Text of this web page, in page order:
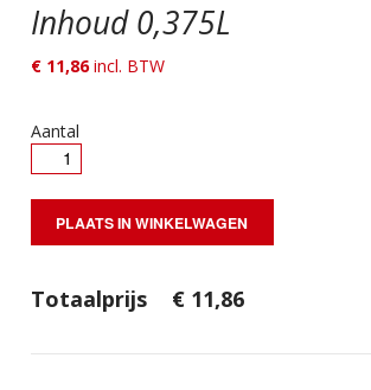
Inhoud 0,375L
€ 11,86incl. BTW
Aantal
Totaalprijs € 11,86